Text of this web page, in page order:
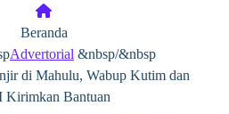
Beranda
Advertorial &nbsp/&nbsp
di Mahulu, Wabup Kutim dan
Kirimkan Bantuan